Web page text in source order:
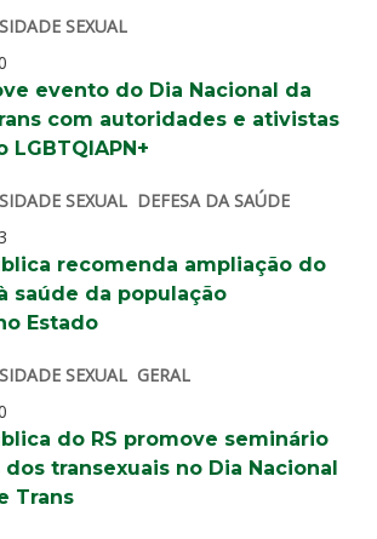
SEXUAL
evento do Dia Nacional da
com autoridades e ativistas
SEXUAL DEFESA DA SAÚDE
recomenda ampliação do
saúde da população
Estado
SEXUAL GERAL
do RS promove seminário
transexuais no Dia Nacional
Trans